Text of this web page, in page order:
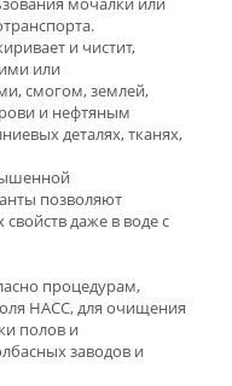
и чистит,
или
смогом, землей,
и нефтяным
деталях, тканях,
позволяют
даже в воде с
процедурам,
НАСС, для очищения
полов и
заводов и